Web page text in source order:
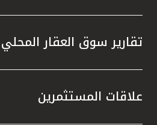
تقارير سوق العقار المحلي
علاقات المستثمرين